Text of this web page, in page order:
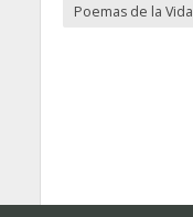
Poemas de la Vida